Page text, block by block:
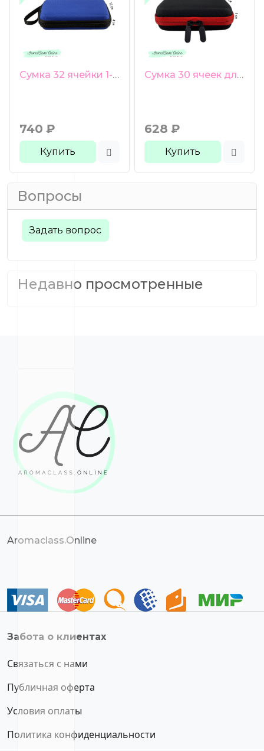
Сумка 32 ячейки 1-3 мл синяя
740 ₽
Купить
Сумка 30 ячеек для пробников 1-3 мл красная молния
628 ₽
Купить
Вопросы
Задать вопрос
Недавно просмотренные
Aromaclass.Online
Забота о клиентах
Связаться с нами
Публичная оферта
Условия оплаты
Политика конфиденциальности